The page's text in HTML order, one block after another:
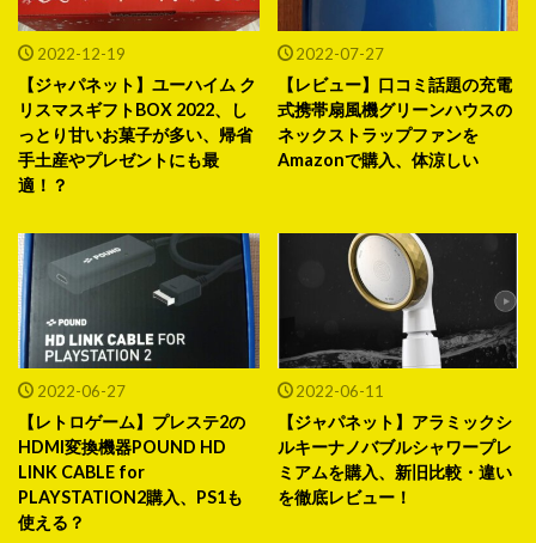
2022-12-19
【ジャパネット】ユーハイム ク
リスマスギフトBOX 2022、し
っとり甘いお菓子が多い、帰省
手土産やプレゼントにも最
適！？
2022-07-27
【レビュー】口コミ話題の充電
式携帯扇風機グリーンハウスの
ネックストラップファンを
Amazonで購入、体涼しい
2022-06-27
【レトロゲーム】プレステ2の
HDMI変換機器POUND HD
LINK CABLE for
PLAYSTATION2購入、PS1も
使える？
2022-06-11
【ジャパネット】アラミックシ
ルキーナノバブルシャワープレ
ミアムを購入、新旧比較・違い
を徹底レビュー！